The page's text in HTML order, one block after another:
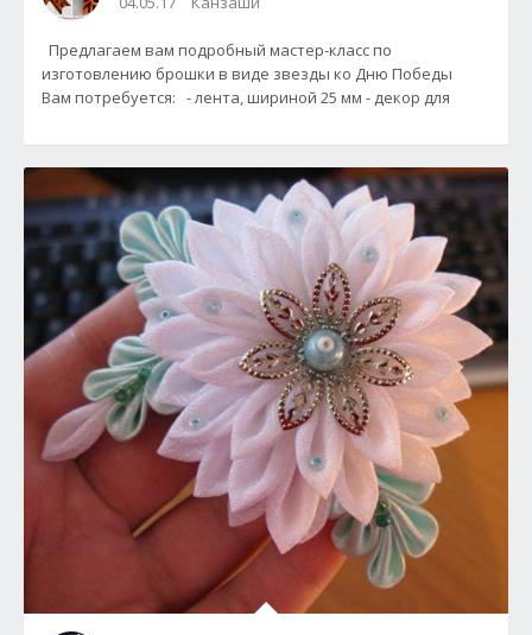
Предлагаем вам подробный мастер-класс по
изготовлению брошки в виде звезды ко Дню Победы
Вам потребуется: - лента, шириной 25 мм - декор для